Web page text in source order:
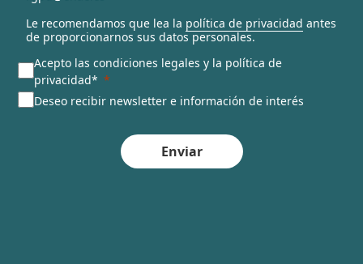
Le recomendamos que lea la política de privacidad antes
de proporcionarnos sus datos personales.
Acepto las condiciones legales y la política de
privacidad*
Deseo recibir newsletter e información de interés
Enviar